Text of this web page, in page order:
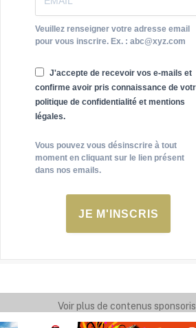
Veuillez renseigner votre adresse email
pour vous inscrire. Ex. : abc@xyz.com
J'accepte de recevoir vos e-mails et
confirme avoir pris connaissance de
politique de confidentialité et mentions
légales.
Vous pouvez vous désinscrire à tout
moment en cliquant sur le lien présent
dans nos emails.
JE M'INSCRIS
Voir plus de contenus